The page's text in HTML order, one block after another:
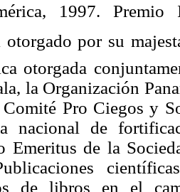
1997. Premio
otorgado por su
otorgada
la Organización
Pro Ciegos y
nacional de
Emeritus de la
de libros en el